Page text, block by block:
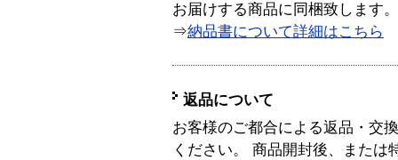
お届けする商品に同梱致します。
⇒納品書について詳細はこちら
返品について
お客様のご都合による返品・交
ください。 商品開封後、または